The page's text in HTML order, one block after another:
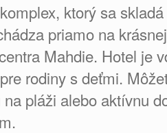
ktorý sa
priamo na
Mahdie. Hotel je
rodiny s deťmi.
pláži alebo aktívnu